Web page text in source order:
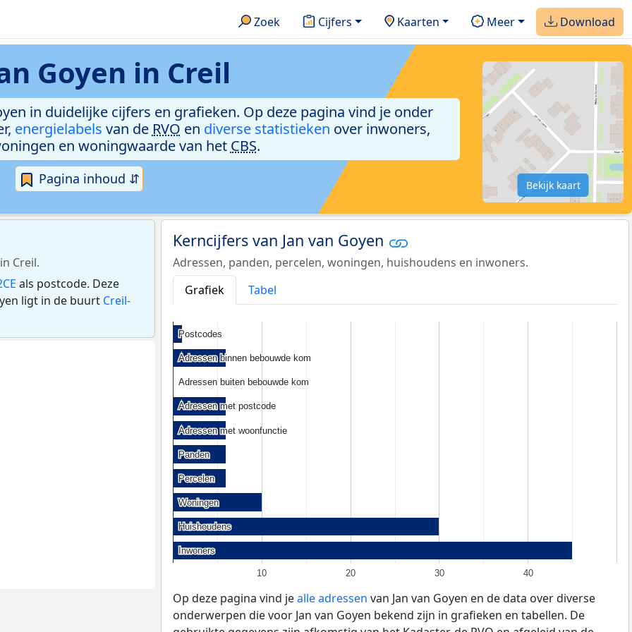
Zoek Cijfers Kaarten Meer Download
Goyen in Creil
in duidelijke cijfers en grafieken. Op deze pagina vind je onder
energielabels van de RVO en diverse statistieken over inwoners,
en woningwaarde van het CBS.
Pagina inhoud ⇵ Bekijk kaart
Creil.
als postcode. Deze
ligt in de buurt Creil-
Kerncijfers van Jan van Goyen
Adressen, panden, percelen, woningen, huishoudens en inwoners.
Grafiek
Tabel
10 20 30 40
Postcodes
Postcodes
Adressen binnen bebouwde kom
Adressen binnen bebouwde kom
Adressen buiten bebouwde kom
Adressen buiten bebouwde kom
Adressen met postcode
Adressen met postcode
Adressen met woonfunctie
Adressen met woonfunctie
Panden
Panden
Percelen
Percelen
Woningen
Woningen
Huishoudens
Huishoudens
Inwoners
Inwoners
Op deze pagina vind jealle adressen van Jan van Goyen en de data over diverse
onderwerpen die voor Jan van Goyen bekend zijn in grafieken en tabellen. De